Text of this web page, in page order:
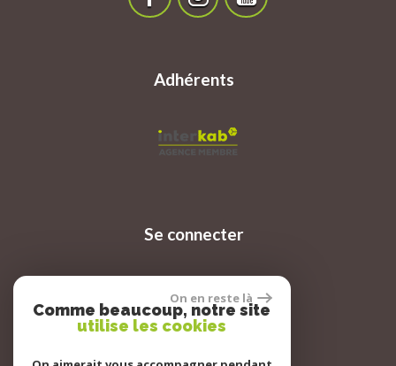
Adhérents
Se connecter
Espace propriétaire
On en reste là
Comme beaucoup, notre site
utilise les cookies